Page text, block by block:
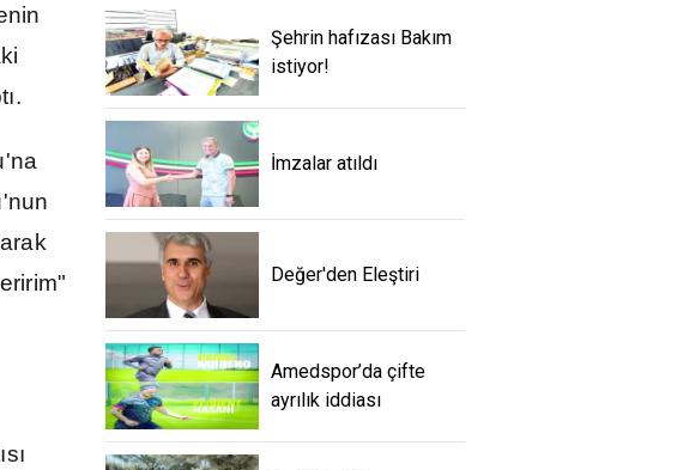
ı.
ısı
Şehrin hafızası Bakım
istiyor!
İmzalar atıldı
Değer'den Eleştiri
Amedspor’da çifte
ayrılık iddiası